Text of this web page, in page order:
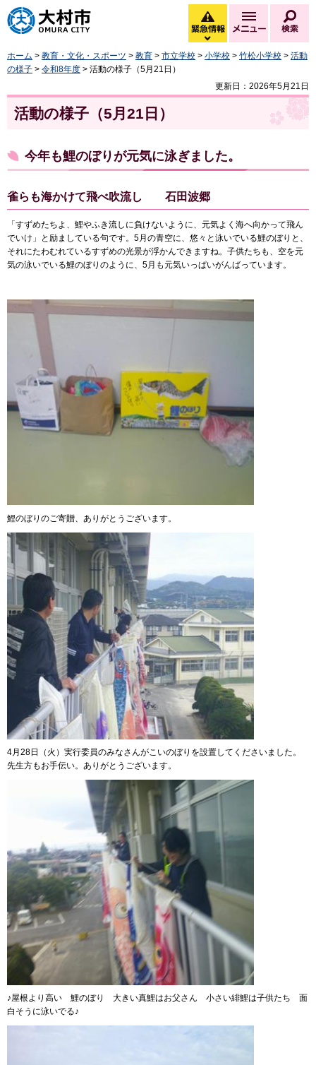
大村市
緊急情報
緊急情報を開く
メニュー
ホーム > 教育・文化・スポーツ > 教育 > 市立学校 > 小学校 > 竹松小学校 > 活動
の様子 > 令和8年度 > 活動の様子（5月21日）
更新日：2026年5月21日
活動の様子（5月21日）
今年も鯉のぼりが元気に泳ぎました。
雀らも海かけて飛べ吹流し 石田波郷
「すずめたちよ、鯉やふき流しに負けないように、元気よく海へ向かって飛ん
でいけ」と励ましている句です。5月の青空に、悠々と泳いでいる鯉のぼりと、
それにたわむれているすずめの光景が浮かんできますね。子供たちも、空を元
気の泳いでいる鯉のぼりのように、5月も元気いっぱいがんばっています。
鯉のぼりのご寄贈、ありがとうございます。
4月28日（火）実行委員のみなさんがこいのぼりを設置してくださいました。
先生方もお手伝い。ありがとうございます。
♪屋根より高い 鯉のぼり 大きい真鯉はお父さん 小さい緋鯉は子供たち 面
白そうに泳いでる♪